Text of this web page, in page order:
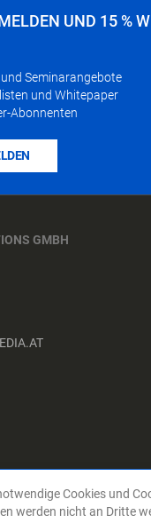
UND 15 %
Seminarangebote
und Whitepaper
Abonnenten
GMBH
Cookies und
werden nicht an Dritte